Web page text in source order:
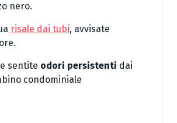
nero.
risale dai tubi, avvisate
sentite odori persistenti dai
condominiale